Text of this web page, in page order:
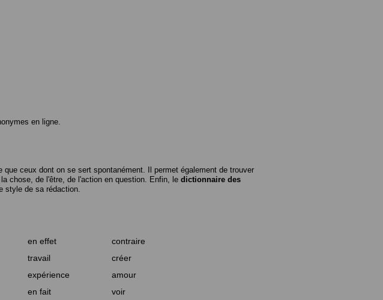
en ligne.
ceux dont on se sert spontanément. Il permet également de trouver
chose, de l'être, de l'action en question. Enfin, le dictionnaire des
style de sa rédaction.
en effet
contraire
travail
créer
expérience
amour
en fait voir